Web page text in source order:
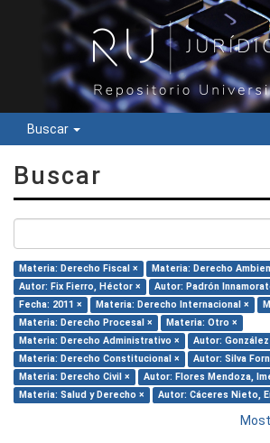
Buscar
Buscar
Materia: Derecho Fiscal ×
Materia: Derecho
Autor: Fix Fierro, Héctor ×
Autor: Padrón
Fecha: 2011 ×
Materia: Derecho Internacional ×
Materia: Derecho Procesal ×
Materia: Otro ×
Materia: Derecho Administrativo ×
Autor:
Materia: Derecho Constitucional ×
Autor: Silva
Materia: Derecho Civil ×
Autor: Flores Mendoza,
Materia: Salud y Derecho ×
Autor: Cáceres Nieto,